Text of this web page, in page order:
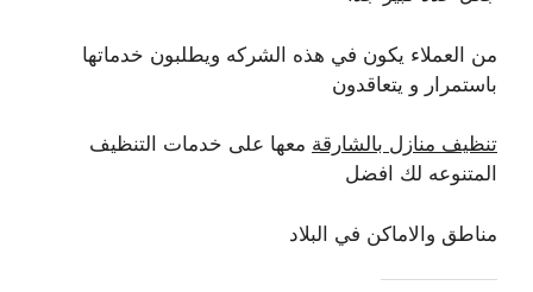
من العملاء يكون في هذه الشركه ويطلبون خدماتها
باستمرار و يتعاقدون
تنظيف منازل بالشارقة معها على خدمات التنظيف
المتنوعه لك افضل
مناطق والاماكن في البلاد